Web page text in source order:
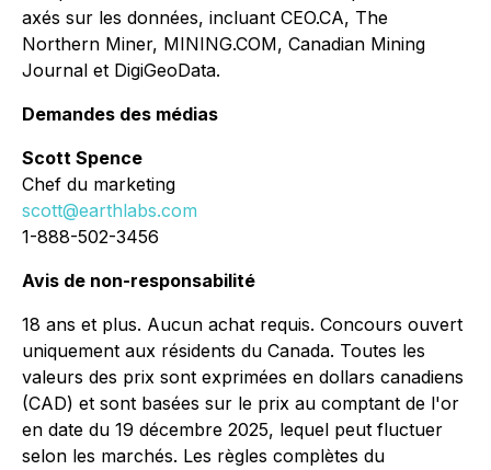
axés sur les données, incluant CEO.CA, The
Northern Miner, MINING.COM, Canadian Mining
Journal et DigiGeoData.
Demandes des médias
Scott Spence
Chef du marketing
scott@earthlabs.com
1-888-502-3456
Avis de non-responsabilité
18 ans et plus. Aucun achat requis. Concours ouvert
uniquement aux résidents du Canada. Toutes les
valeurs des prix sont exprimées en dollars canadiens
(CAD) et sont basées sur le prix au comptant de l'or
en date du 19 décembre 2025, lequel peut fluctuer
selon les marchés. Les règles complètes du